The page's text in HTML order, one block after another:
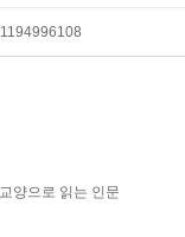
1194996108
교양으로 읽는 인문